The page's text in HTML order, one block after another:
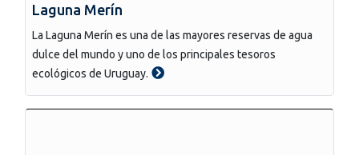
Laguna Merín
La Laguna Merín es una de las mayores reservas de agua
dulce del mundo y uno de los principales tesoros
ecológicos de Uruguay.